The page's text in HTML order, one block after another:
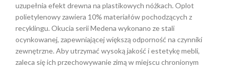
uzupełnia efekt drewna na plastikowych nóżkach. Oplot
polietylenowy zawiera 10% materiałów pochodzących z
recyklingu. Okucia serii Medena wykonano ze stali
ocynkowanej, zapewniającej większą odporność na czynniki
zewnętrzne. Aby utrzymać wysoką jakość i estetykę mebli,
zaleca się ich przechowywanie zimą w miejscu chronionym